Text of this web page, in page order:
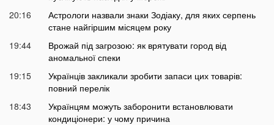
20:16
Астрологи назвали знаки Зодіаку, для яких серпень
стане найгіршим місяцем року
19:44
Врожай під загрозою: як врятувати город від
аномальної спеки
19:15
Українців закликали зробити запаси цих товарів:
повний перелік
18:43
Українцям можуть заборонити встановлювати
кондиціонери: у чому причина